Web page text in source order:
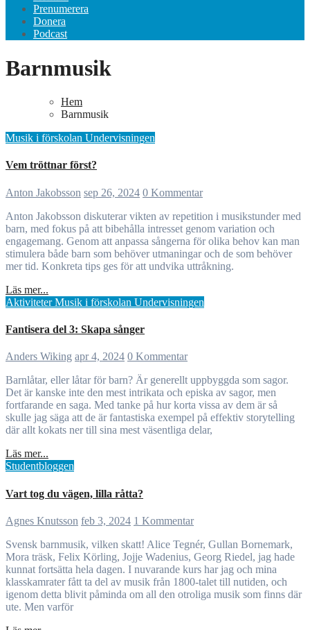
Prenumerera
Donera
Podcast
Barnmusik
Hem
Barnmusik
Musik i förskolan Undervisningen
Vem tröttnar först?
Anton Jakobsson sep 26, 2024 0 Kommentar
Anton Jakobsson diskuterar vikten av repetition i musikstunder med
barn, med fokus på att bibehålla intresset genom variation och
engagemang. Genom att anpassa sångerna för olika behov kan man
stimulera både barn som behöver utmaningar och de som behöver
mer tid. Konkreta tips ges för att undvika uttråkning.
Läs mer...
AktiviteterMusik i förskolan Undervisningen
Fantisera del 3: Skapa sånger
Anders Wiking apr 4, 2024 0 Kommentar
Barnlåtar, eller låtar för barn? Är generellt uppbyggda som sagor.
Det är kanske inte den mest intrikata och episka av sagor, men
fortfarande en saga. Med tanke på hur korta vissa av dem är så
skulle jag säga att de är fantastiska exempel på effektiv storytelling
där allt kokats ner till sina mest väsentliga delar,
Läs mer...
Studentbloggen
Vart tog du vägen, lilla råtta?
Agnes Knutsson feb 3, 2024 1 Kommentar
Svensk barnmusik, vilken skatt! Alice Tegnér, Gullan Bornemark,
Mora träsk, Felix Körling, Jojje Wadenius, Georg Riedel, jag hade
kunnat fortsätta hela dagen. I nuvarande kurs har jag och mina
klasskamrater fått ta del av musik från 1800-talet till nutiden, och
igenom detta blivit påminda om all den otroliga musik som finns där
ute. Men varför